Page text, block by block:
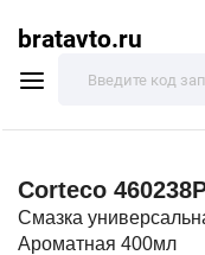
bratavto.ru
Corteco
Смазка
Ароматная 400мл